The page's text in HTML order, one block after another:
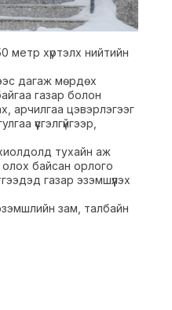
метр хүртэлх нийтийн
дагаж мөрдөх
газар болон
арчилгаа цэвэрлэгээг
үүсгэлгүйгээр,
тухайн аж
олох байсан орлого
газар эзэмшүүлэх
зам, талбайн